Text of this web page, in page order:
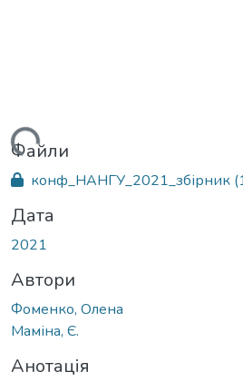
Файли
конф_НАНГУ_2021_збірник
Дата
2021
Автори
Фоменко, Олена
Маміна, Є.
Анотація